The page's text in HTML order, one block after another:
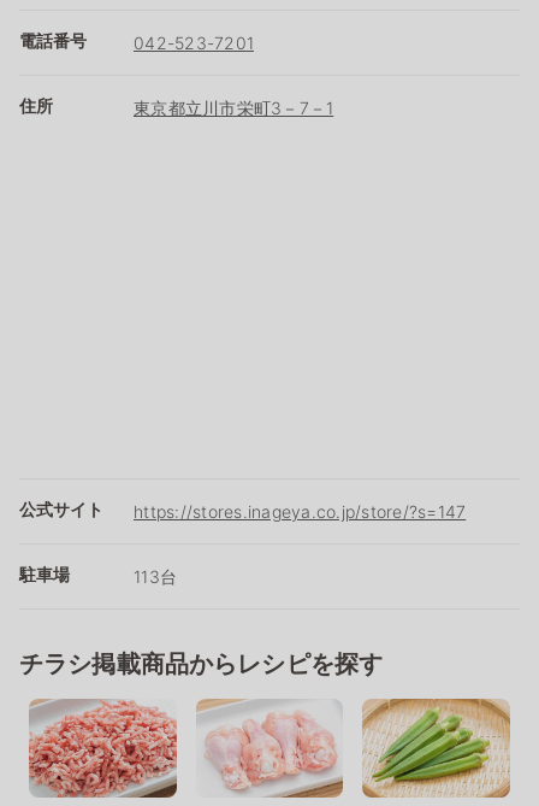
電話番号 042-523-7201
住所 東京都立川市栄町3－7－1
公式サイト https://stores.inageya.co.jp/store/?s=147
駐車場 113台
チラシ掲載商品からレシピを探す